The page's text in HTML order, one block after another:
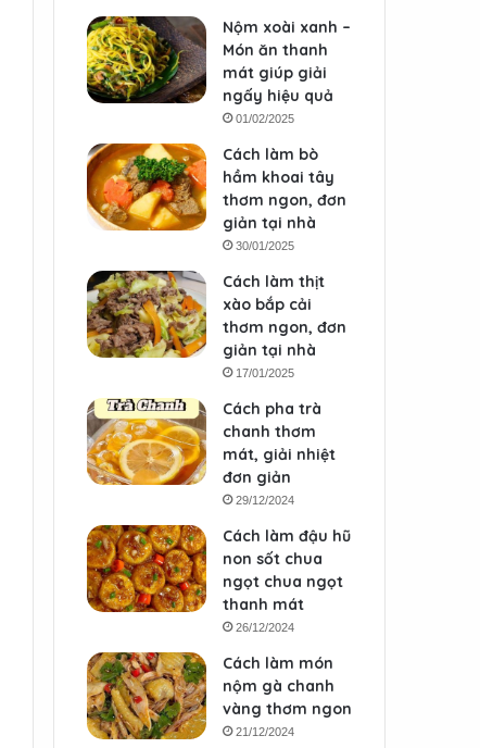
Nộm xoài xanh –
Món ăn thanh
mát giúp giải
ngấy hiệu quả
01/02/2025
Cách làm bò
hầm khoai tây
thơm ngon, đơn
giản tại nhà
30/01/2025
Cách làm thịt
xào bắp cải
thơm ngon, đơn
giản tại nhà
17/01/2025
Cách pha trà
chanh thơm
mát, giải nhiệt
đơn giản
29/12/2024
Cách làm đậu hũ
non sốt chua
ngọt chua ngọt
thanh mát
26/12/2024
Cách làm món
nộm gà chanh
vàng thơm ngon
21/12/2024